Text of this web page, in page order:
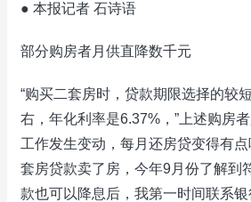
● 本报记者 石诗语
部分购房者月供直降数千元
“购买二套房时，贷款期限选择的较
右，年化利率是6.37%，”上述购房
工作发生变动，每月还房贷变得有
套房贷款卖了房，今年9月份了解到
款也可以降息后，我第一时间联系